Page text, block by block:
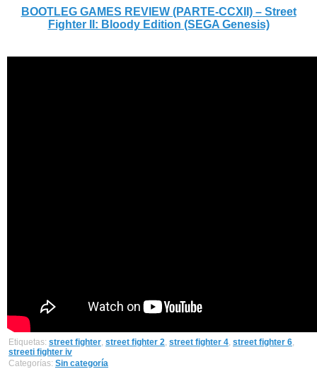
BOOTLEG GAMES REVIEW (PARTE-CCXII) – Street
Fighter II: Bloody Edition (SEGA Genesis)
Etiquetas: street fighter street fighter 2 street fighter 4 street fighter 6
streeti fighter iv
Categorías: Sin categoría